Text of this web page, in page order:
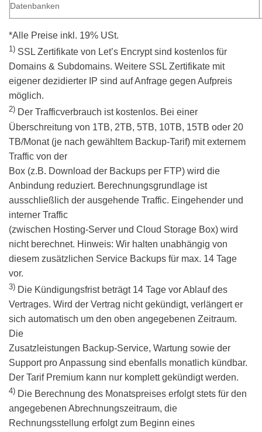
Datenbanken
*Alle Preise inkl. 19% USt.
1) SSL Zertifikate von Let’s Encrypt sind kostenlos für
Domains & Subdomains. Weitere SSL Zertifikate mit
eigener dezidierter IP sind auf Anfrage gegen Aufpreis
möglich.
2) Der Trafficverbrauch ist kostenlos. Bei einer
Überschreitung von 1TB, 2TB, 5TB, 10TB, 15TB oder 20
TB/Monat (je nach gewähltem Backup-Tarif) mit externem
Traffic von der
Box (z.B. Download der Backups per FTP) wird die
Anbindung reduziert. Berechnungsgrundlage ist
ausschließlich der ausgehende Traffic. Eingehender und
interner Traffic
(zwischen Hosting-Server und Cloud Storage Box) wird
nicht berechnet. Hinweis: Wir halten unabhängig von
diesem zusätzlichen Service Backups für max. 14 Tage
vor.
3) Die Kündigungsfrist beträgt 14 Tage vor Ablauf des
Vertrages. Wird der Vertrag nicht gekündigt, verlängert er
sich automatisch um den oben angegebenen Zeitraum.
Die
Zusatzleistungen Backup-Service, Wartung sowie der
Support pro Anpassung sind ebenfalls monatlich kündbar.
Der Tarif Premium kann nur komplett gekündigt werden.
4) Die Berechnung des Monatspreises erfolgt stets für den
angegebenen Abrechnungszeitraum, die
Rechnungsstellung erfolgt zum Beginn eines